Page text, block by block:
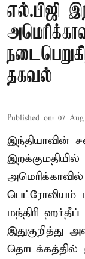
எல்.பிஜி
தகவல்
Published on: 07
இந்தியாவின்
பெட்ரோலியம்
மந்திரி ஹர்தீப்
இதுகுறித்து
தொடக்கத்தில்